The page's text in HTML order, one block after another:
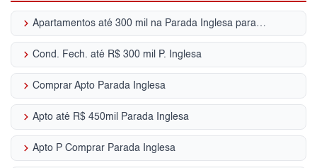
keyboard_arrow_right Apartamentos até 300 mil na Parada Inglesa para Venda, Zona Norte, SP
keyboard_arrow_right Cond. Fech. até R$ 300 mil P. Inglesa
keyboard_arrow_right Comprar Apto Parada Inglesa
keyboard_arrow_right Apto até R$ 450mil Parada Inglesa
keyboard_arrow_right Apto P Comprar Parada Inglesa